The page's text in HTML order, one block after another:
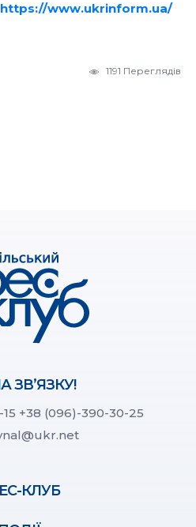
https://www.ukrinform.ua/
1191 Переглядів
ЗВ’ЯЗКУ!
+38 (096)-390-30-25
КЛУБ